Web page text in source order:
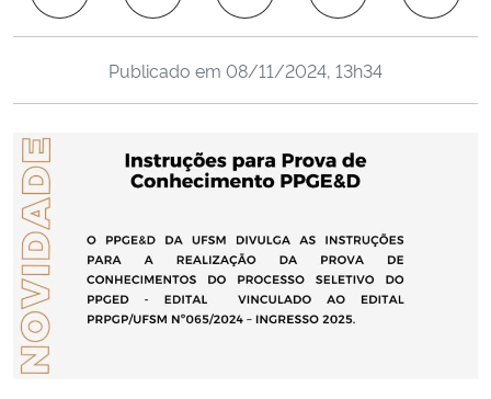
Ministério da Saúde
Ministério de Minas e Energia
Ministério da Ciência, Tecnologia, Inovações e Comunicações
Ministério do Meio Ambiente
Ministério do Turismo
Ministério do Desenvolvimento Regional
Controladoria-Geral da União
Publicado em 08/11/2024, 13h34